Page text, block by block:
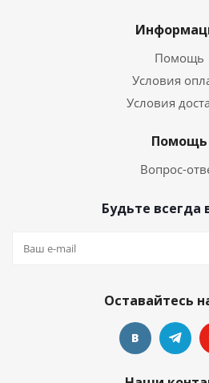
Помощь
Условия
Условия
Помощь
Вопрос-
Будьте всегда
Оставайтесь